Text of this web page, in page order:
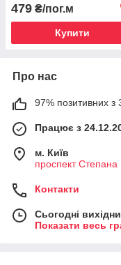
479 ₴/пог.м
Купити
Про нас
97% позитивних з
Працює з
м. Київ
проспект Степана
Контакти
Сьогодні
Показати весь